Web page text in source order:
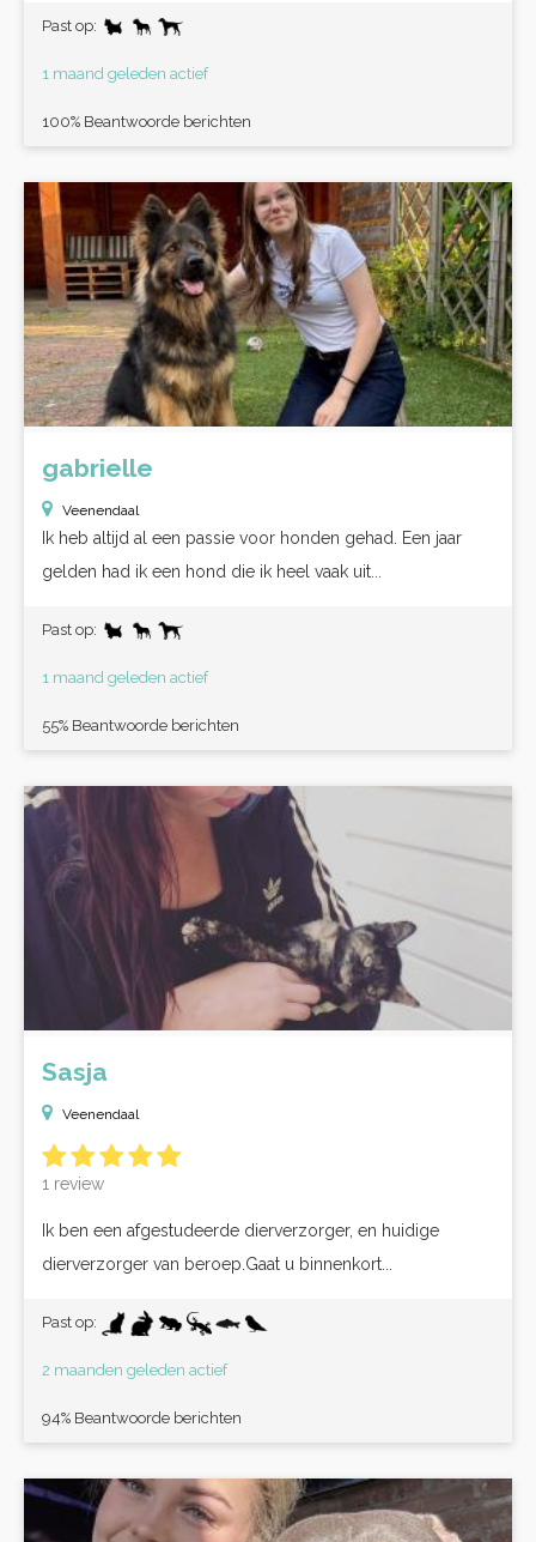
Past op:
1 maand geleden actief
100% Beantwoorde berichten
gabrielle
Veenendaal
Ik heb altijd al een passie voor honden gehad. Een jaar
gelden had ik een hond die ik heel vaak uit...
Past op:
1 maand geleden actief
55% Beantwoorde berichten
Sasja
Veenendaal
1 review
Ik ben een afgestudeerde dierverzorger, en huidige
dierverzorger van beroep.Gaat u binnenkort...
Past op:
2 maanden geleden actief
94% Beantwoorde berichten